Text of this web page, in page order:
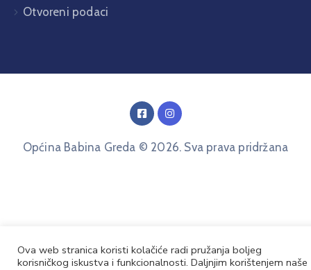
Otvoreni podaci
Općina Babina Greda © 2026. Sva prava pridržana
Ova web stranica koristi kolačiće radi pružanja boljeg
korisničkog iskustva i funkcionalnosti. Daljnjim korištenjem naše